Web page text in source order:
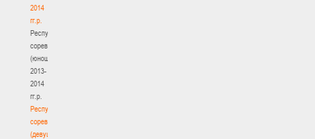
2014
гг.р.
Республиканские
соревнования
(юноши)
2013-
2014
гг.р.
Республиканские
соревнования
(девушки)